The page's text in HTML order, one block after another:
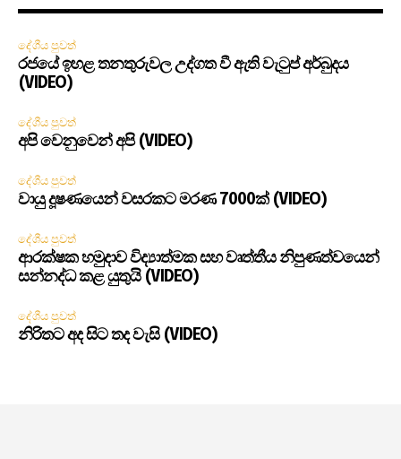
දේශීය පුවත්
රජයේ ඉහළ තනතුරුවල උද්ගත වී ඇති වැටුප් අර්බුදය
(VIDEO)
දේශීය පුවත්
අපි වෙනුවෙන් අපි (VIDEO)
දේශීය පුවත්
වායු දූෂණයෙන් වසරකට මරණ 7000ක් (VIDEO)
දේශීය පුවත්
ආරක්ෂක හමුදාව විද්‍යාත්මක සහ වෘත්තීය නිපුණත්වයෙන්
සන්නද්ධ කළ යුතුයි (VIDEO)
දේශීය පුවත්
නිරිතට අද සිට තද වැසි (VIDEO)